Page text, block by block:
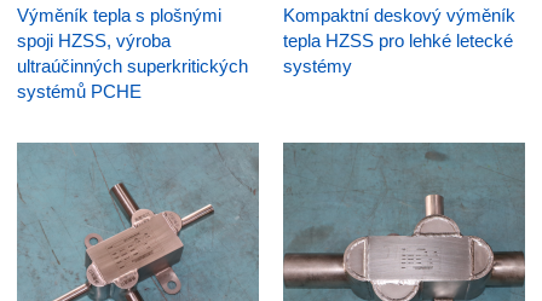
Výměník tepla s plošnými
spoji HZSS, výroba
ultraúčinných superkritických
systémů PCHE
Kompaktní deskový výměník
tepla HZSS pro lehké letecké
systémy